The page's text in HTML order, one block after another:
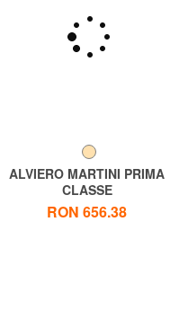
ALVIERO MARTINI PRIMA
CLASSE
ALVIERO MARTINI 1 ^ CLASA
Geo CONTEMPORAR, peste
RON 656.38